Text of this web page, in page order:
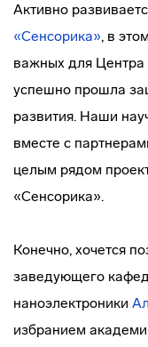
Активно
«Сенсорика», в
важных для Центра
успешно прошла
развития. Наши
вместе с
целым рядом
«Сенсорика».
Конечно, хочется
заведующего
наноэлектроники
избранием